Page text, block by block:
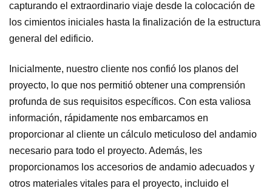
capturando el extraordinario viaje desde la colocación de
los cimientos iniciales hasta la finalización de la estructura
general del edificio.
Inicialmente, nuestro cliente nos confió los planos del
proyecto, lo que nos permitió obtener una comprensión
profunda de sus requisitos específicos. Con esta valiosa
información, rápidamente nos embarcamos en
proporcionar al cliente un cálculo meticuloso del andamio
necesario para todo el proyecto. Además, les
proporcionamos los accesorios de andamio adecuados y
otros materiales vitales para el proyecto, incluido el